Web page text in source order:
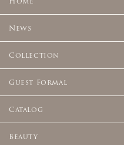
News
Collection
Guest Formal
Catalog
Beauty